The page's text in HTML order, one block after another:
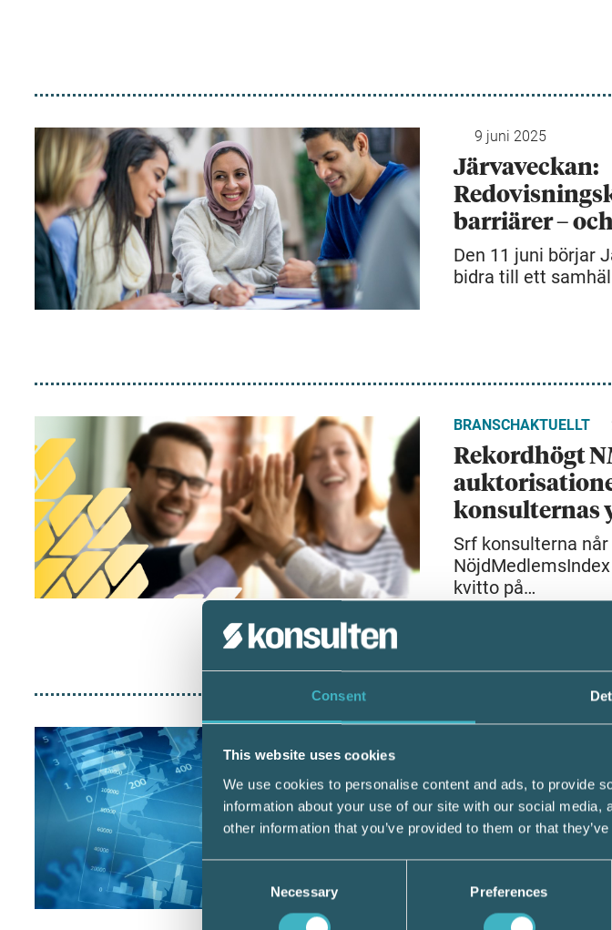
Consent
This website uses cookies
We use cookies to personalise content and ads, to provide
information about your use of our site with our social
other information that you’ve provided to them or that
Consent
Selection
Necessary Preferences
9 juni 2025
Järvaveckan:
barriärer –
Den 11 juni börjar
bidra till ett
BRANSCHAKTUELLT
Rekordhögt
konsulternas
Srf konsulterna
kvitto på…
2025 – så kan
Ekonomisk